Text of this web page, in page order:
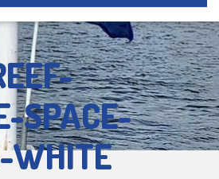
SPACE-
WHITE